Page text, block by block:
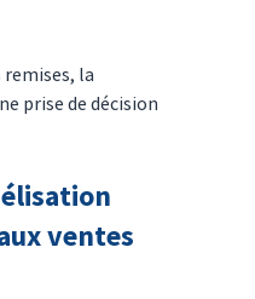
la
prise de décision
ventes